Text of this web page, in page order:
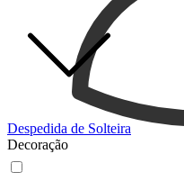
Despedida de Solteira
Decoração